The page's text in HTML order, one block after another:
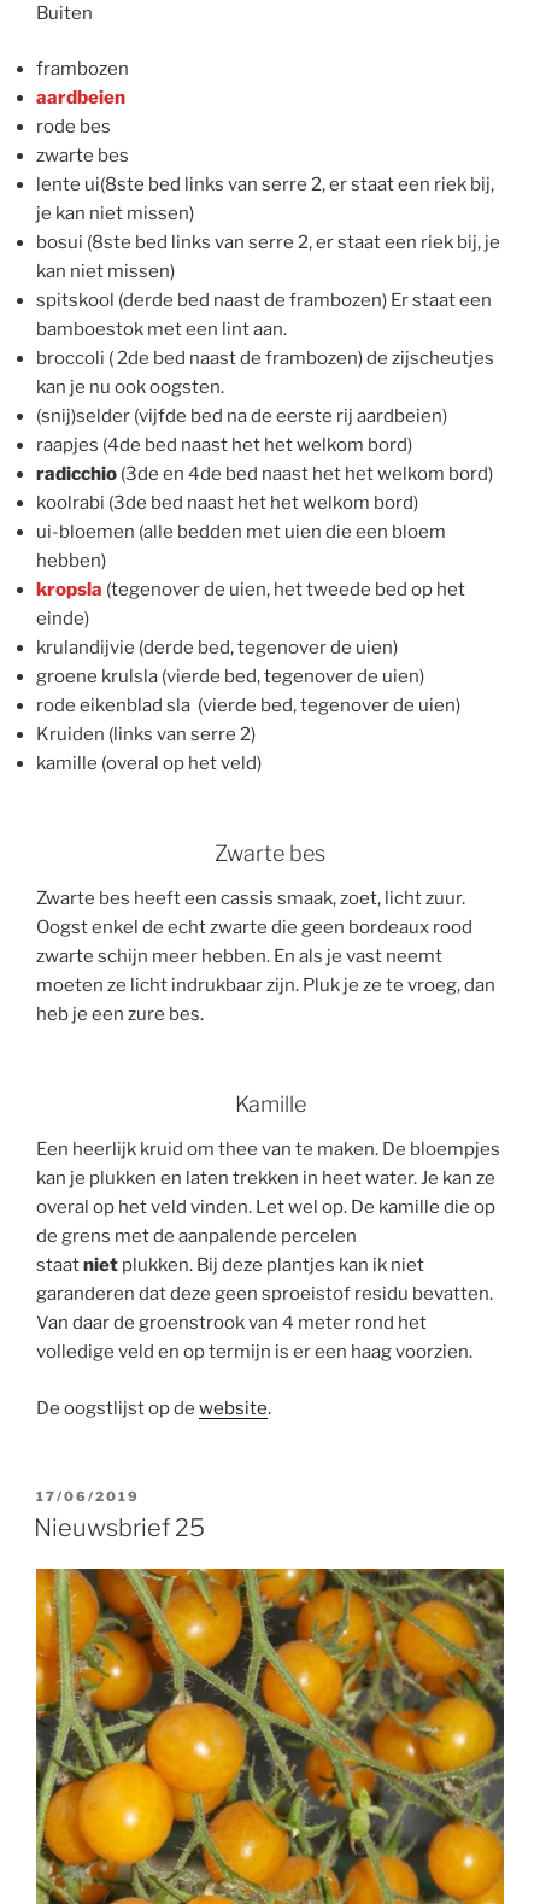
Buiten
frambozen
aardbeien
rode bes
zwarte bes
lente ui(8ste bed links van serre 2, er staat een riek bij,
je kan niet missen)
bosui (8ste bed links van serre 2, er staat een riek bij, je
kan niet missen)
spitskool (derde bed naast de frambozen) Er staat een
bamboestok met een lint aan.
broccoli ( 2de bed naast de frambozen) de zijscheutjes
kan je nu ook oogsten.
(snij)selder (vijfde bed na de eerste rij aardbeien)
raapjes (4de bed naast het het welkom bord)
radicchio (3de en 4de bed naast het het welkom bord)
koolrabi (3de bed naast het het welkom bord)
ui-bloemen (alle bedden met uien die een bloem
hebben)
kropsla (tegenover de uien, het tweede bed op het
einde)
krulandijvie (derde bed, tegenover de uien)
groene krulsla (vierde bed, tegenover de uien)
rode eikenblad sla (vierde bed, tegenover de uien)
Kruiden (links van serre 2)
kamille (overal op het veld)
Zwarte bes
Zwarte bes heeft een cassis smaak, zoet, licht zuur.
Oogst enkel de echt zwarte die geen bordeaux rood
zwarte schijn meer hebben. En als je vast neemt
moeten ze licht indrukbaar zijn. Pluk je ze te vroeg, dan
heb je een zure bes.
Kamille
Een heerlijk kruid om thee van te maken. De bloempjes
kan je plukken en laten trekken in heet water. Je kan ze
overal op het veld vinden. Let wel op. De kamille die op
de grens met de aanpalende percelen
staatniet plukken. Bij deze plantjes kan ik niet
garanderen dat deze geen sproeistof residu bevatten.
Van daar de groenstrook van 4 meter rond het
volledige veld en op termijn is er een haag voorzien.
De oogstlijst op de website.
GEPLAATST
OP
17/06/2019
Nieuwsbrief 25